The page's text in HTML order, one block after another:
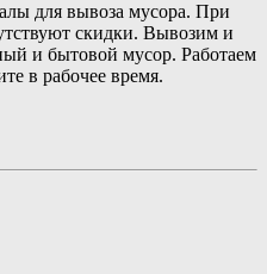
для вывоза мусора. При
скидки. Вывозим и
и бытовой мусор. Работаем
в рабочее время.